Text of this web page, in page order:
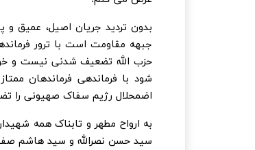
بدون تردید جریان اصیل، عمیق و
جبهه مقاومت است با ترور
حزب الله تضعیف شدنی نیست و
شود با فرماندهی فرماندهان
اضمحلال رژیم سفاک صهیونی را
به ارواح مطهر و تابناک همه
سید حسن نصرالله و سید هاشم